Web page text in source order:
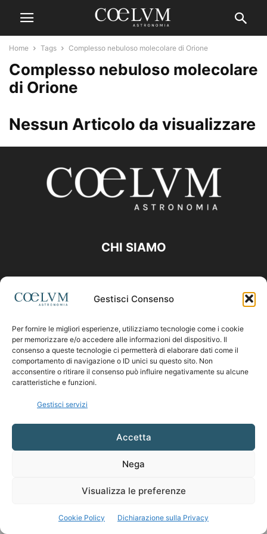
Gestisci Consenso
Per fornire le migliori esperienze, utilizziamo tecnologie come i cookie
per memorizzare e/o accedere alle informazioni del dispositivo. Il
consenso a queste tecnologie ci permetterà di elaborare dati come il
comportamento di navigazione o ID unici su questo sito. Non
acconsentire o ritirare il consenso può influire negativamente su alcune
caratteristiche e funzioni.
Gestisci servizi
Accetta
Nega
Visualizza le preferenze
Cookie Policy Dichiarazione sulla Privacy
Home Tags Complesso nebuloso molecolare di Orione
Complesso nebuloso molecolare
di Orione
Nessun Articolo da visualizzare
CHI SIAMO